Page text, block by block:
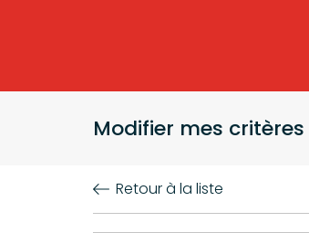
Modifier mes
Retour à la liste